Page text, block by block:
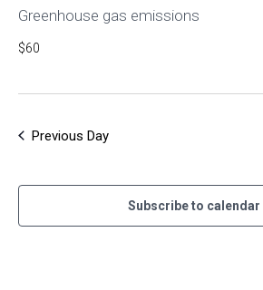
Greenhouse gas emissions
$60
Previous Day
Subscribe to calendar